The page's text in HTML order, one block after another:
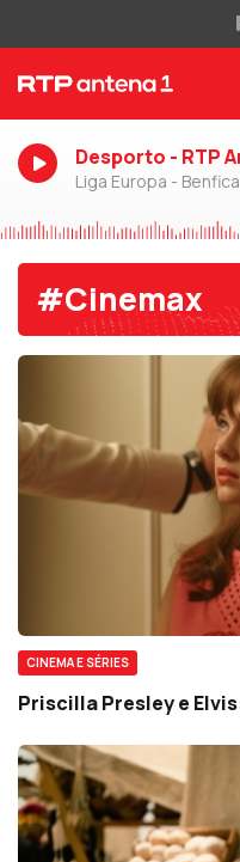
Desporto - RTP
Liga Europa -
#Cinemax
CINEMA E SÉRIES
Priscilla Presley e